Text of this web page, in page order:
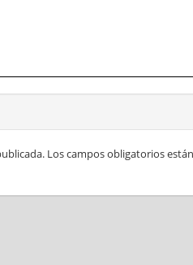
Los campos obligatorios